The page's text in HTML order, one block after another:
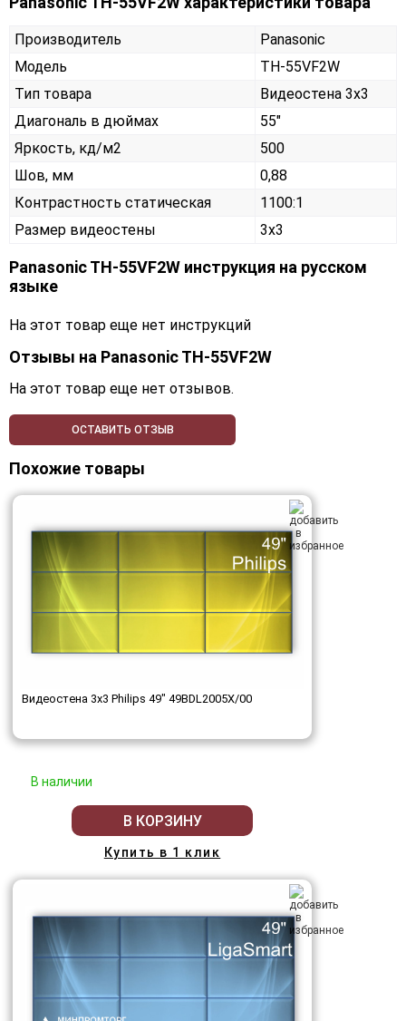
Производитель
Panasonic
Модель
TH-55VF2W
Тип товара
Видеостена 3х3
Диагональ в дюймах
55"
Яркость, кд/м2
500
Шов, мм
0,88
Контрастность статическая
1100:1
Размер видеостены
3x3
Panasonic TH-55VF2W инструкция на русском
языке
На этот товар еще нет инструкций
Отзывы на Panasonic TH-55VF2W
На этот товар еще нет отзывов.
ОСТАВИТЬ ОТЗЫВ
Похожие товары
Видеостена 3x3 Philips 49" 49BDL2005X/00
В наличии
В КОРЗИНУ
Купить в 1 клик